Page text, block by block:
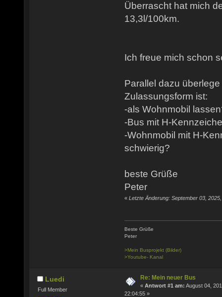
Überrascht hat mich
13,3l/100km.
Ich freue mich schon
Parallel dazu
Zulassungsform ist:
-als Wohnmobil
-Bus mit H-
-Wohnmobil mit H-
schwierig?
beste Grüße
Peter
« Letzte Änderung: September 03,
Beste Grüße
Peter
>Mein Busprojekt (Bilder)
>Youtube- Kanal
Luedi
Full Member
Re: Mein neuer Bus
« Antwort #1 am: August 04,
22:04:55 »